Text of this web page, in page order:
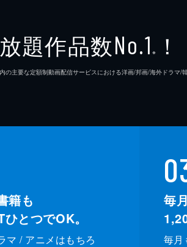
題作品数No.1 ※ ！
主要な定額制動画配信サービスにおける洋画/邦画/海外ドラマ/
籍も
とつでOK。
マ / アニメはもちろ
毎
毎月